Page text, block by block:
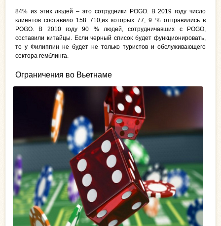
84% из этих людей – это сотрудники POGO. В 2019 году число
клиентов составило 158 710,из которых 77, 9 % отправились в
POGO. В 2010 году 90 % людей, сотрудничавших с POGO,
составили китайцы. Если черный список будет функционировать,
то у Филиппин не будет не только туристов и обслуживающего
сектора гемблинга.
Ограничения во Вьетнаме